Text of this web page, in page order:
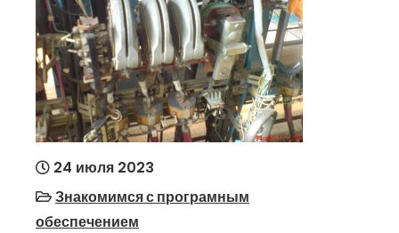
24 июля 2023
Знакомимся с програмным
обеспечением